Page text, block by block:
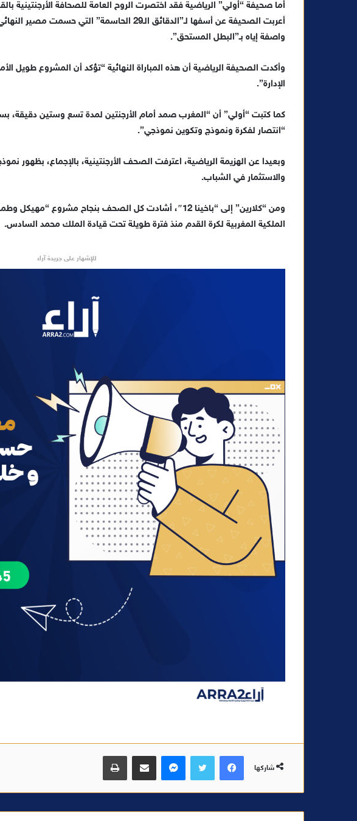
أما صحيفة “أولي” الرياضية فقد اختصرت الروح العامة للصحافة الأرجنتينية
أعربت الصحيفة عن أسفها لـ”الدقائق الـ29 الحاسمة”
واصفة إياه بـ”البطل المستحق”.
وأكدت الصحيفة الرياضية أن هذه المباراة النهائية “تؤكد أن المشروع طويل
الإدارة”.
كما كتبت “أولي” أن “المغرب صمد أمام الأرجنتين لمدة تسع وستين دقيقة،
“انتصار لفكرة ونموذج وتكوين نموذجي”.
وبعيدا عن الهزيمة الرياضية، اعترفت الصحف الأرجنتينية، بالإجماع، بظهور
والاستثمار في الشباب.
ومن “كلارين” إلى “باخينا 12″، أشادت كل الصحف بنجاح مشروع
الملكية المغربية لكرة القدم منذ فترة طويلة تحت قيادة الملك محمد السادس.
للإشهار على جريدة آراء
شاركها
فيسبوك